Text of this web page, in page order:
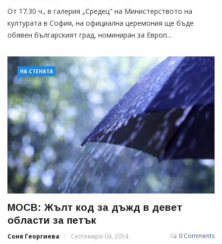
От 17.30 ч., в галерия „Средец" на Министерството на
културата в София, на официална церемония ще бъде
обявен българският град, номиниран за Европ...
НА СТЕНАТА
МОСВ: Жълт код за дъжд в девет
области за петък
Соня Георгиева Септември 04, 2014 0 Comments